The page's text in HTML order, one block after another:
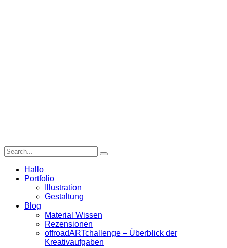
Hallo
Portfolio
Illustration
Gestaltung
Blog
Material Wissen
Rezensionen
offroadARTchallenge – Überblick der
Kreativaufgaben